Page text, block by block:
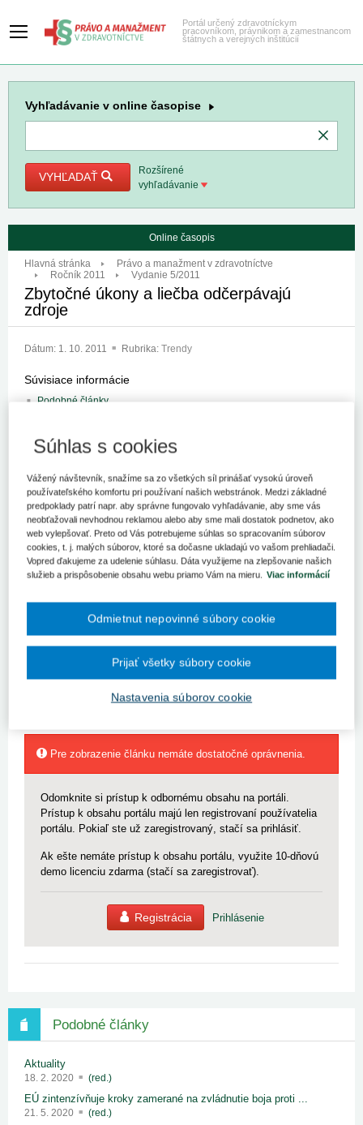
Portál určený zdravotníckym
pracovníkom, právnikom a zamestnancom
štátnych a verejných inštitúcií
Vyhľadávanie v online časopise
VYHĽADAŤ
Rozšírené
vyhľadávanie
Online časopis
Hlavná stránka
Právo a manažment v zdravotníctve
Ročník 2011
Vydanie 5/2011
Zbytočné úkony a liečba odčerpávajú
zdroje
Dátum: 1. 10. 2011 Rubrika: Trendy
Súvisiace informácie
Podobné články
Aktuality
Register kľúčových slov
Podľa analýz lekári predpisujú príliš veľa liekov a vykonávajú
zbytočné chirurgické zákroky, čo odčerpáva investície do inovácií
v zdravotníctve. Štyri pätiny operácií chrbta v Nemecku sú
nepotrebné, uviedol portál www.euractiv.sk. Tvrdí to doktor
Günther Leiner, organizátor každoročného Európskeho
Podľa analýz lekári predpisujú príliš veľa liekov a vykonávajú
v zdravotníctve. Štyri pätiny operácií chrbta v Nemecku sú
nepotrebné, uviedol portál www.euractiv.sk. Tvrdí to doktor
Günther Leiner, organizátor každoročného Európskeho
Pre zobrazenie článku nemáte dostatočné oprávnenia.
Odomknite si prístup k odbornému obsahu na portáli.
Prístup k obsahu portálu majú len registrovaní používatelia
portálu. Pokiaľ ste už zaregistrovaný, stačí sa prihlásiť.
Ak ešte nemáte prístup k obsahu portálu, využite 10-dňovú
demo licenciu zdarma (stačí sa zaregistrovať).
Registrácia Prihlásenie
Podobné články
Aktuality
18. 2. 2020 (red.)
EÚ zintenzívňuje kroky zamerané na zvládnutie boja proti ...
21. 5. 2020 (red.)
Súhlas s cookies
Vážený návštevník, snažíme sa zo všetkých síl prinášať vysokú úroveň
používateľského komfortu pri používaní našich webstránok. Medzi základné
predpoklady patrí napr. aby správne fungovalo vyhľadávanie, aby sme vás
neobťažovali nevhodnou reklamou alebo aby sme mali dostatok podnetov, ako
web vylepšovať. Preto od Vás potrebujeme súhlas so spracovaním súborov
cookies, t. j. malých súborov, ktoré sa dočasne ukladajú vo vašom prehliadači.
Vopred ďakujeme za udelenie súhlasu. Dáta využijeme na zlepšovanie našich
služieb a prispôsobenie obsahu webu priamo Vám na mieru. Viac informácií
Nastavenia súborov cookie
Odmietnut nepovinné súbory cookie
Prijať všetky súbory cookie